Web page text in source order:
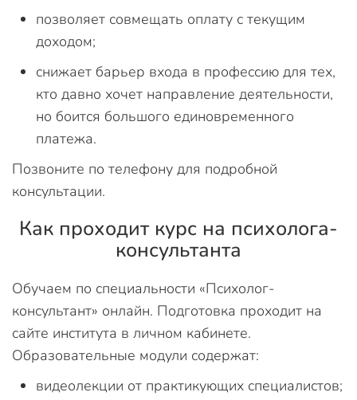
позволяет совмещать оплату с текущим
доходом;
снижает барьер входа в профессию для тех,
кто давно хочет направление деятельности,
но боится большого единовременного
платежа.
Позвоните по телефону для подробной
консультации.
Как проходит курс на психолога-
консультанта
Обучаем по специальности «Психолог-
консультант» онлайн. Подготовка проходит на
сайте института в личном кабинете.
Образовательные модули содержат:
видеолекции от практикующих специалистов;